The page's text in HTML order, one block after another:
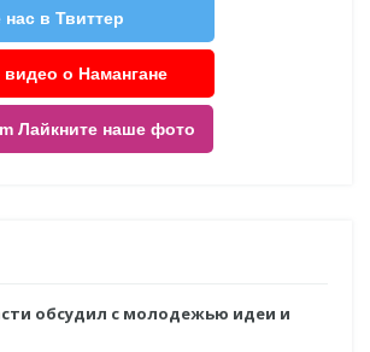
нас в Твиттер
видео о Намангане
Лайкните наше фото
обсудил с молодежью идеи и